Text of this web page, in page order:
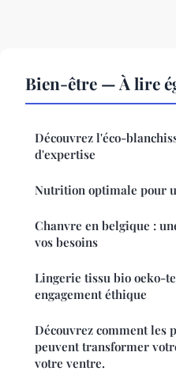
Bien-être — À lire
Découvrez l'éco-
d'expertise
Nutrition optimale pour
Chanvre en belgique :
vos besoins
Lingerie tissu bio oeko-
engagement éthique
Découvrez comment les
peuvent transformer
votre ventre.